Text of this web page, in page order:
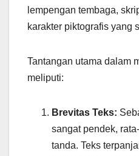
lempengan tembaga,
karakter piktografis yang
Tantangan utama dalam
meliputi:
Brevitas Teks:
sangat pendek,
tanda. Teks